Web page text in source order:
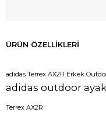
ÜRÜN ÖZELLIKLERI
adidas Terrex AX2R Erkek
adidas outdoor
Terrex AX2R